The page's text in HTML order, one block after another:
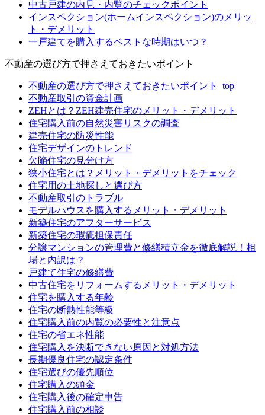
中古戸建の内見・内覧のチェックポイント
インスペクション(ホームインスペクション)のメリッ
ト・デメリット
一戸建てを購入するベストな時期はいつ？
不動産の選び方で押さえておきたいポイント
不動産の選び方で押さえておきたいポイント_top
不動産取引の資金計画
ZEHとは？ZEH建売住宅のメリット・デメリット
住宅購入前の自然災害リスクの調査
建売住宅の防災性能
住宅デザインのトレンド
欠陥住宅の見分け方
狭小住宅とは？メリット・デメリットをチェック
住宅用の土地探しと選び方
不動産取引のトラブル
モデルハウスを購入するメリット・デメリット
新築住宅のアフターサービス
新築住宅の瑕疵担保責任
分譲マンションの管理費と修繕積立金を徹底解説！相
場と内訳は？
戸建て住宅の修繕費
中古住宅をリフォームするメリット・デメリット
住宅を購入する年齢
住宅の断熱性能等級
住宅購入前の内覧の必要性と注意点
住宅の省エネ性能
住宅購入を決断できない原因と対処方法
長期優良住宅の認定条件
住宅選びの優先順位
住宅購入の頭金
住宅購入後の確定申告
住宅購入前の相談